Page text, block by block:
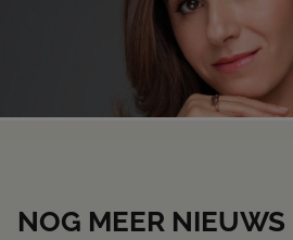
NOG MEER NIEUWS